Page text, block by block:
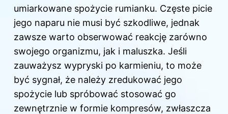
umiarkowane spożycie rumianku. Częste picie
jego naparu nie musi być szkodliwe, jednak
zawsze warto obserwować reakcję zarówno
swojego organizmu, jak i maluszka. Jeśli
zauważysz wypryski po karmieniu, to może
być sygnał, że należy zredukować jego
spożycie lub spróbować stosować go
zewnętrznie w formie kompresów, zwłaszcza